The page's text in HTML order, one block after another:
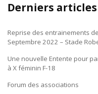
Derniers articles
Reprise des entrainements
Septembre 2022 – Stade
Une nouvelle Entente pour
à X féminin F-18
Forum des associations